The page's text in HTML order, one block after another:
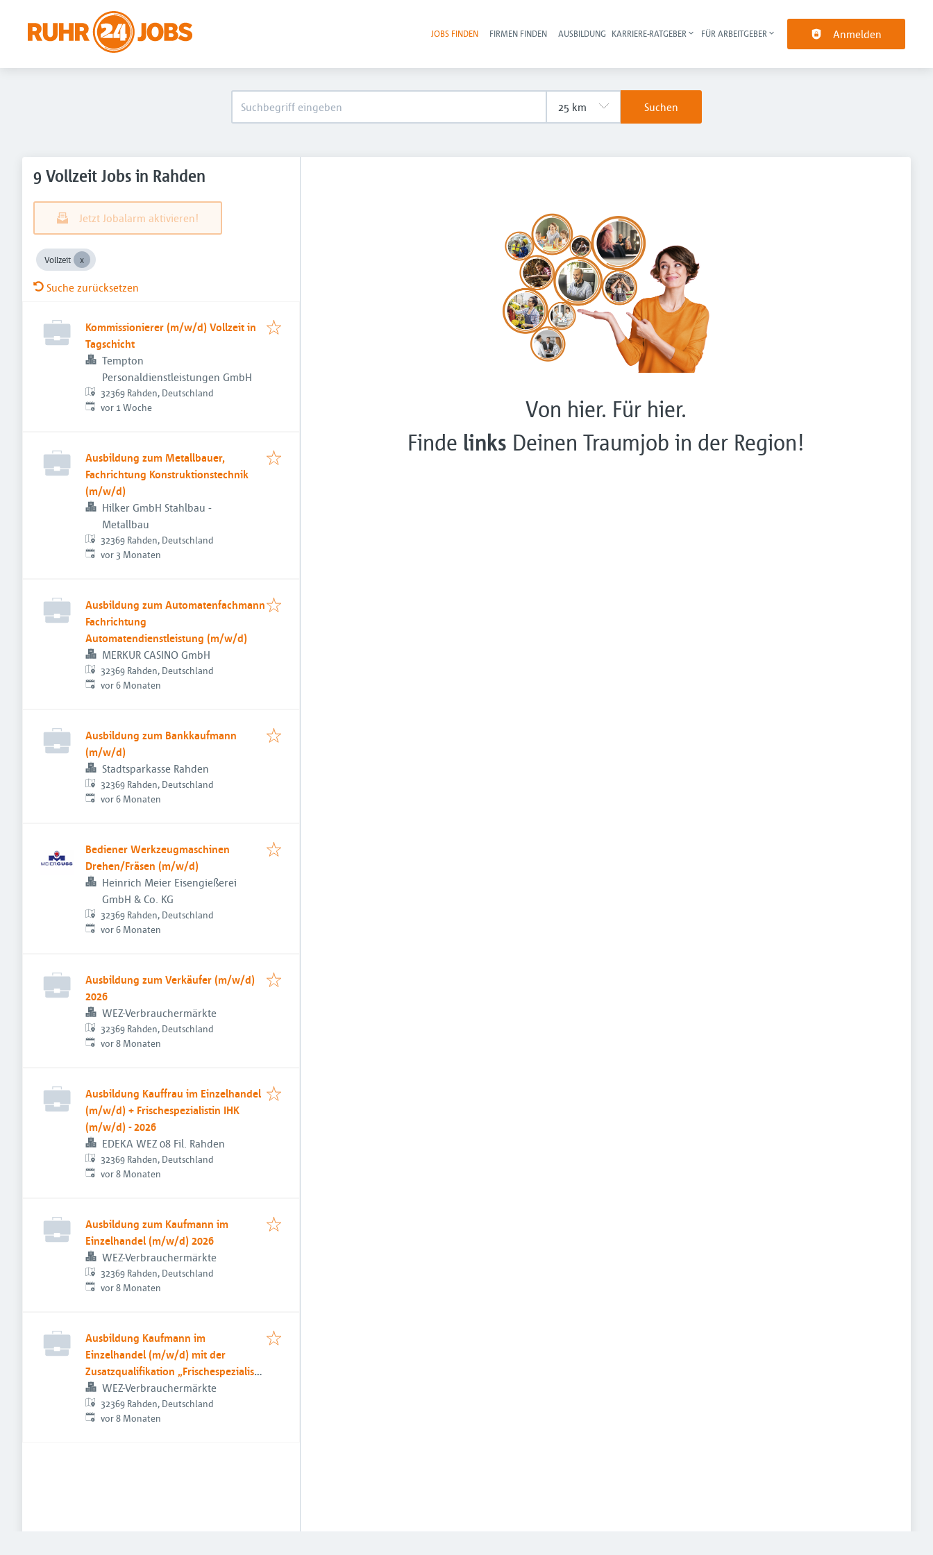
Haupt-Navigation
JOBS FINDEN FIRMEN FINDEN AUSBILDUNG KARRIERE-RATGEBER FÜR ARBEITGEBER Anmelden
Suchen
9 Vollzeit Jobs in Rahden
Jetzt Jobalarm aktivieren!
Vollzeit
Suche zurücksetzen
Kommissionierer (m/w/d) Vollzeit in
Tagschicht
Tempton
Personaldienstleistungen GmbH
32369 Rahden, Deutschland
Veröffentlicht:
vor 1 Woche
Ausbildung zum Metallbauer,
Fachrichtung Konstruktionstechnik
(m/w/d)
Hilker GmbH Stahlbau -
Metallbau
32369 Rahden, Deutschland
Veröffentlicht:
vor 3 Monaten
Ausbildung zum Automatenfachmann
Fachrichtung
Automatendienstleistung (m/w/d)
MERKUR CASINO GmbH
32369 Rahden, Deutschland
Veröffentlicht:
vor 6 Monaten
Ausbildung zum Bankkaufmann
(m/w/d)
Stadtsparkasse Rahden
32369 Rahden, Deutschland
Veröffentlicht:
vor 6 Monaten
Bediener Werkzeugmaschinen
Drehen/Fräsen (m/w/d)
Heinrich Meier Eisengießerei
GmbH & Co. KG
32369 Rahden, Deutschland
Veröffentlicht:
vor 6 Monaten
Ausbildung zum Verkäufer (m/w/d)
2026
WEZ-Verbrauchermärkte
32369 Rahden, Deutschland
Veröffentlicht:
vor 8 Monaten
Ausbildung Kauffrau im Einzelhandel
(m/w/d) + Frischespezialistin IHK
(m/w/d) - 2026
EDEKA WEZ 08 Fil. Rahden
32369 Rahden, Deutschland
Veröffentlicht:
vor 8 Monaten
Ausbildung zum Kaufmann im
Einzelhandel (m/w/d) 2026
WEZ-Verbrauchermärkte
32369 Rahden, Deutschland
Veröffentlicht:
vor 8 Monaten
Ausbildung Kaufmann im
Einzelhandel (m/w/d) mit der
Zusatzqualifikation „Frischespezialist
(IHK)“ 2026
WEZ-Verbrauchermärkte
32369 Rahden, Deutschland
Veröffentlicht:
vor 8 Monaten
Von hier. Für hier.
Finde links Deinen Traumjob in der Region!